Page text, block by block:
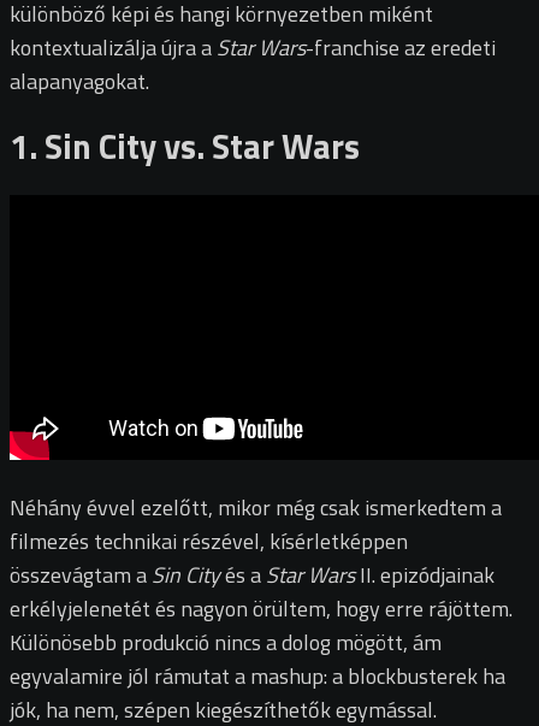
különböző képi és hangi környezetben miként
kontextualizálja újra aStar Wars-franchise az eredeti
alapanyagokat.
1. Sin City vs. Star Wars
Néhány évvel ezelőtt, mikor még csak ismerkedtem a
filmezés technikai részével, kísérletképpen
összevágtam aSin Cityés aStar WarsII. epizódjainak
erkélyjelenetét és nagyon örültem, hogy erre rájöttem.
Különösebb produkció nincs a dolog mögött, ám
egyvalamire jól rámutat a mashup: a blockbusterek ha
jók, ha nem, szépen kiegészíthetők egymással.